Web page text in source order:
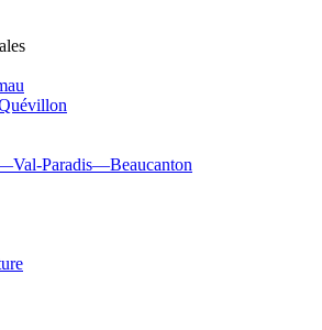
Paradis—Beaucanton